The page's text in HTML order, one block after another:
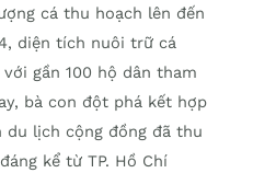
cá thu hoạch lên đến
diện tích nuôi trữ cá
gần 100 hộ dân tham
bà con đột phá kết hợp
lịch cộng đồng đã thu
kể từ TP. Hồ Chí